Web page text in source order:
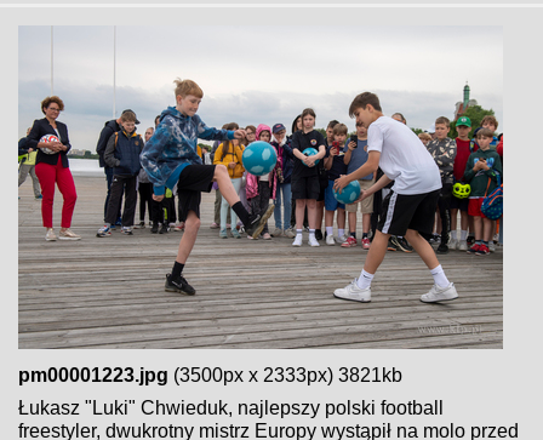
pm00001223.jpg (3500px x 2333px) 3821kb
Łukasz "Luki" Chwieduk, najlepszy polski football
freestyler, dwukrotny mistrz Europy wystąpił na molo przed